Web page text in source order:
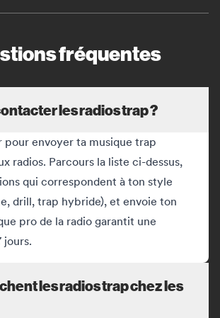
fréquentes
les radios trap ?
pour envoyer ta musique trap
radios. Parcours la liste ci-dessus,
qui correspondent à ton style
drill, trap hybride), et envoie ton
pro de la radio garantit une
jours.
les radios trap chez les